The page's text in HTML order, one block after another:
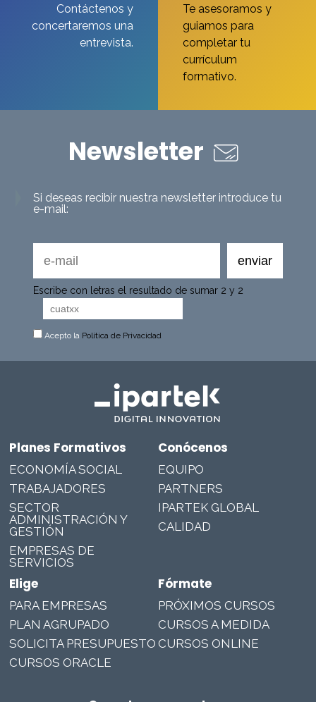
Contáctenos y
concertaremos una
entrevista.
Te asesoramos y
guiamos para
completar tu
currículum
formativo.
Newsletter
Si deseas recibir nuestra newsletter introduce tu
e-mail:
Escribe con letras el resultado de sumar 2 y 2
Acepto la Política de Privacidad
Elige
PARA EMPRESAS
PLAN AGRUPADO
SOLICITA PRESUPUESTO
CURSOS ORACLE
Fórmate
PRÓXIMOS CURSOS
CURSOS A MEDIDA
CURSOS ONLINE
Planes Formativos
ECONOMÍA SOCIAL
TRABAJADORES
SECTOR
ADMINISTRACIÓN Y
GESTIÓN
EMPRESAS DE
SERVICIOS
Conócenos
EQUIPO
PARTNERS
IPARTEK GLOBAL
CALIDAD